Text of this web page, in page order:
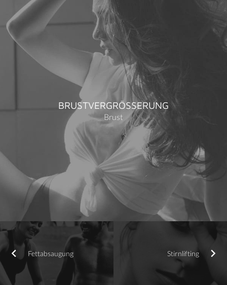
BRUSTVERGRÖSSERUNG
Brust
Fettabsaugung Stirnlifting